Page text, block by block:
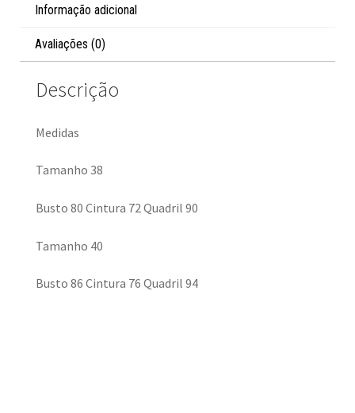
Informação adicional
Avaliações (0)
Descrição
Medidas
Tamanho 38
Busto 80 Cintura 72 Quadril 90
Tamanho 40
Busto 86 Cintura 76 Quadril 94